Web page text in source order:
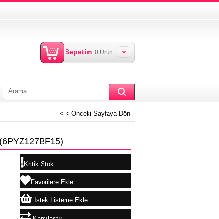
Sepetim 0 Ürün
< < Önceki Sayfaya Dön
(6PYZ127BF15)
Kritik Stok
Favorilere Ekle
İstek Listeme Ekle